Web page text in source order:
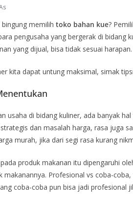
bingung memilih toko bahan kue?
pengusaha yang bergerak di bidang
yang dijual, bisa tidak sesuai
kita dapat untung maksimal, simak
usaha di bidang kuliner, ada banyak
dan masalah harga, rasa juga
murah, jika dari segi rasa kurang
produk makanan itu dipengaruhi
makanannya. Profesional vs coba-
coba-coba pun bisa jadi profesional